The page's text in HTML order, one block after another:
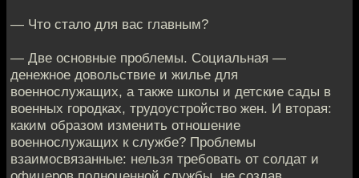
— Что стало для вас главным?
— Две основные проблемы. Социальная —
денежное довольствие и жилье для
военнослужащих, а также школы и детские сады в
военных городках, трудоустройство жен. И вторая:
каким образом изменить отношение
военнослужащих к службе? Проблемы
взаимосвязанные: нельзя требовать от солдат и